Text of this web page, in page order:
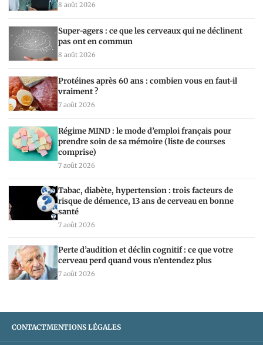
8 août 2026
Super-agers : ce que les cerveaux qui ne déclinent
pas ont en commun
8 août 2026
Protéines après 60 ans : combien vous en faut-il
vraiment ?
7 août 2026
Régime MIND : le mode d’emploi français pour
prendre soin de sa mémoire (liste de courses
comprise)
7 août 2026
Tabac, diabète, hypertension : trois facteurs de
risque de démence, 13 ans de cerveau en bonne
santé
7 août 2026
Perte d’audition et déclin cognitif : ce que votre
cerveau perd quand vous n’entendez plus
7 août 2026
CONTACTMENTIONS LÉGALES